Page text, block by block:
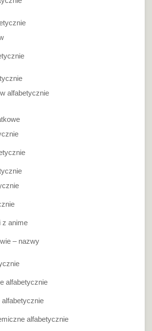
alfabetycznie
z anime
– nazwy
alfabetycznie
alfabetycznie